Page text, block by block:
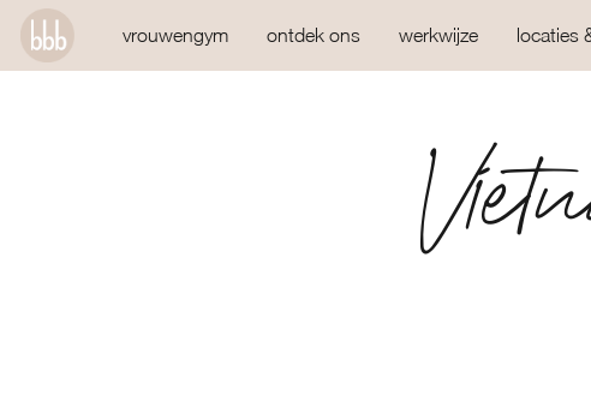
vrouwengym ontdek ons werkwijze locaties